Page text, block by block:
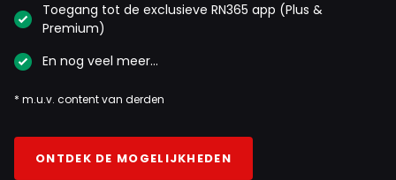
Toegang tot de exclusieve RN365 app (Plus &
Premium)
En nog veel meer…
* m.u.v. content van derden
ONTDEK DE MOGELIJKHEDEN